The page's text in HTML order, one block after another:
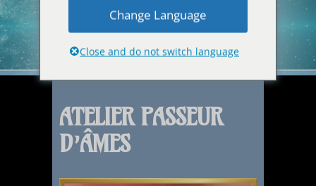
Que la paix prévale sur la Terre et dans l'Univers
ATELIER PASSEUR
D’ÂMES
Change Language
Close and do not switch language